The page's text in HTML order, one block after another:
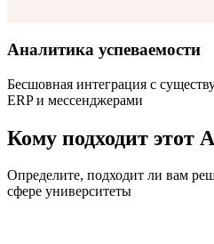
Аналитика успеваемости
Бесшовная интеграция с
ERP и мессенджерами
Кому подходит этот
Определите, подходит ли вам
сфере университеты